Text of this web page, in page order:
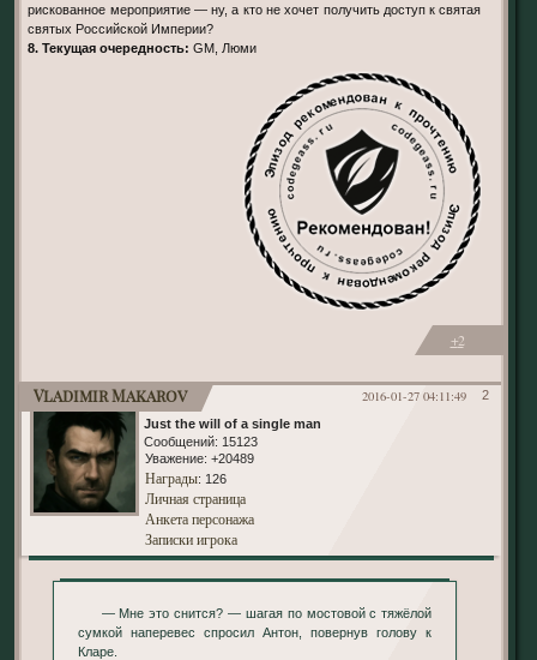
рискованное мероприятие — ну, а кто не хочет получить доступ к святая
святых Российской Империи?
8. Текущая очередность: GM, Люми
+2
2
2016-01-27 04:11:49
Vladimir Makarov
Just the will of a single man
Сообщений: 15123
Уважение: +20489
Награды: 126
Личная страница
Анкета персонажа
Записки игрока
— Мне это снится? — шагая по мостовой с тяжёлой
сумкой наперевес спросил Антон, повернув голову к
Кларе.